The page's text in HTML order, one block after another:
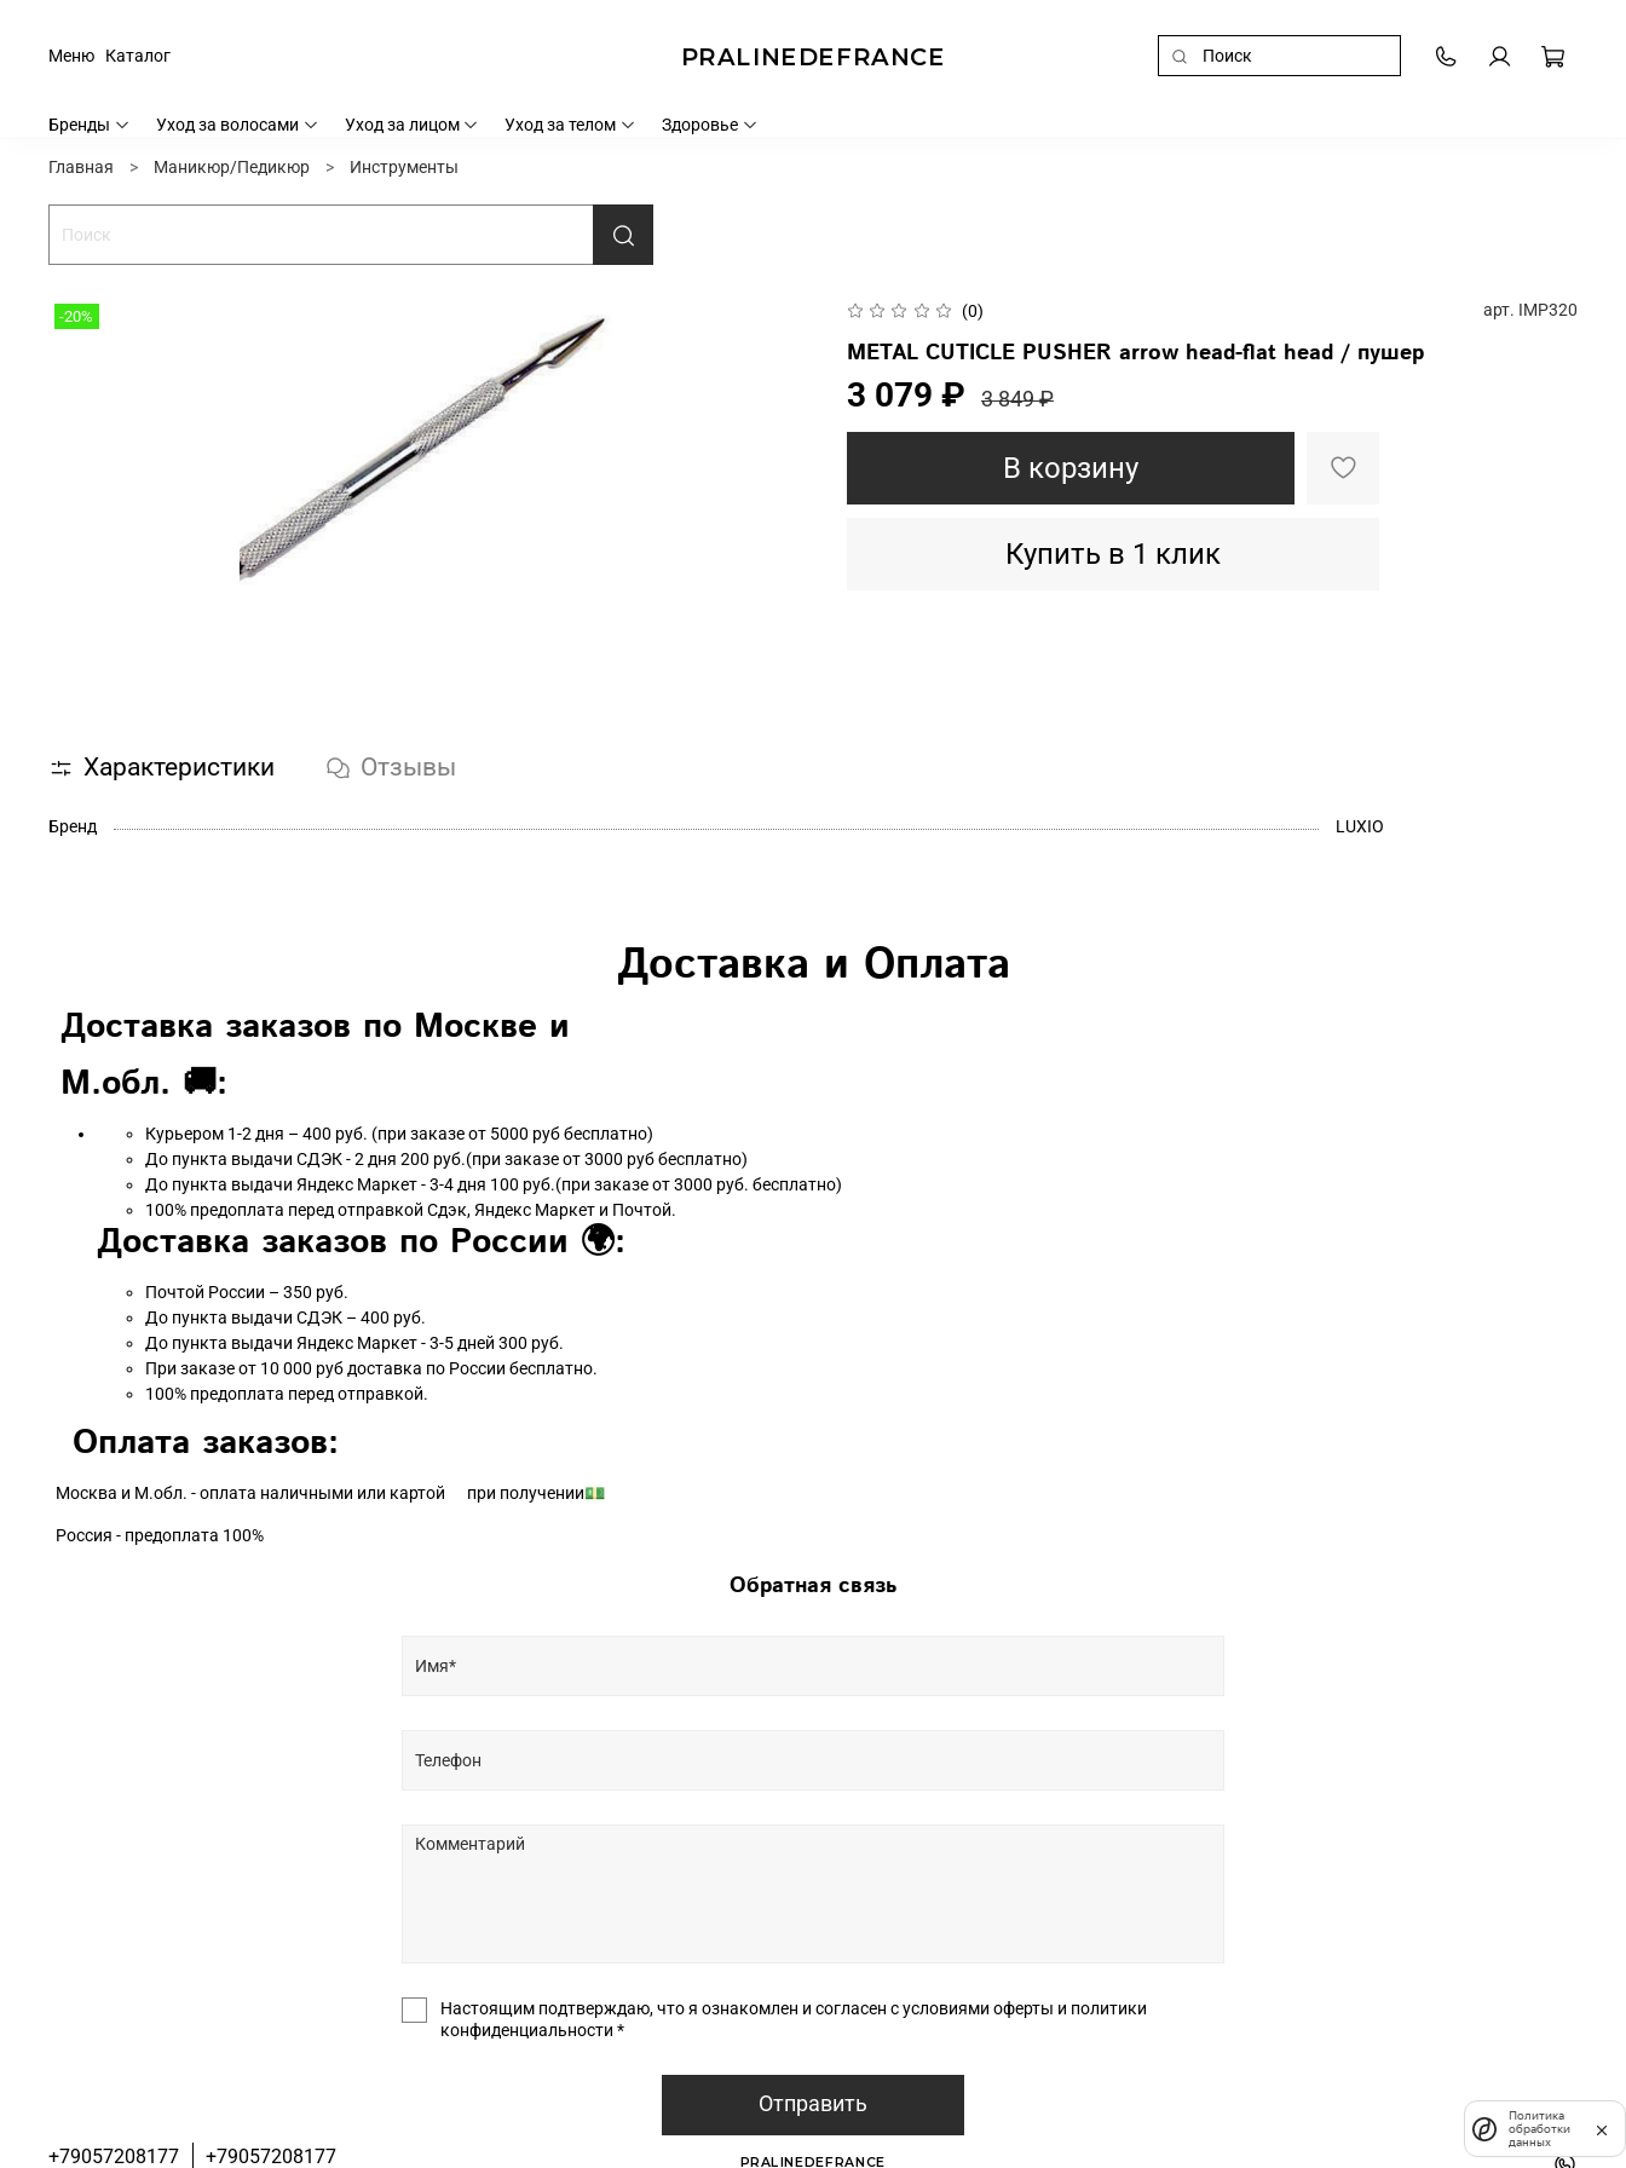
PRALINEDEFRANCE
Каталог
Меню
Бренды Уход за волосами Уход за лицом Уход за телом Здоровье
Главная Маникюр/Педикюр Инструменты
-20% (0) арт. IMP320
METAL CUTICLE PUSHER arrow head-flat head / пушер
3 079 ₽ 3 849 ₽
В корзину
Купить в 1 клик
Характеристики Отзывы
Бренд LUXIO
Доставка и Оплата
Доставка заказов по Москве и
М.обл. 🚚:
Курьером 1-2 дня – 400 руб. (при заказе от 5000 руб бесплатно)
До пункта выдачи СДЭК - 2 дня 200 руб.(при заказе от 3000 руб бесплатно)
До пункта выдачи Яндекс Маркет - 3-4 дня 100 руб.(при заказе от 3000 руб. бесплатно)
100% предоплата перед отправкой Сдэк, Яндекс Маркет и Почтой.
Доставка заказов по России 🌍:
Почтой России – 350 руб.
До пункта выдачи СДЭК – 400 руб.
До пункта выдачи Яндекс Маркет - 3-5 дней 300 руб.
При заказе от 10 000 руб доставка по России бесплатно.
100% предоплата перед отправкой.
Оплата заказов:
Москва и М.обл. - оплата наличными или картой при получении💵
Россия - предоплата 100%
Обратная связь
Настоящим подтверждаю, что я ознакомлен и согласен с условиями оферты и политики
конфиденциальности *
Отправить
+79057208177 +79057208177 PRALINEDEFRANCE
Политика
обработки
данных